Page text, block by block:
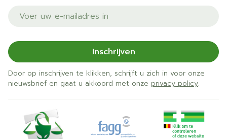
E-mail adres
Inschrijven
Door op inschrijven te klikken, schrijft u zich in voor onze
nieuwsbrief en gaat u akkoord met onze privacy policy.